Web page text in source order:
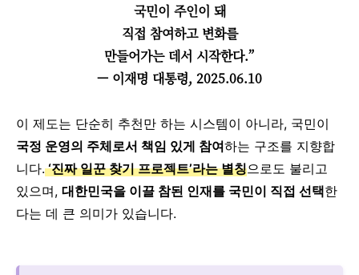
국민이 주인이 돼
직접 참여하고 변화를
만들어가는 데서 시작한다.”
— 이재명 대통령, 2025.06.10
이 제도는 단순히 추천만 하는 시스템이 아니라, 국민이
국정 운영의 주체로서 책임 있게 참여하는 구조를 지향합
니다.‘진짜 일꾼 찾기 프로젝트’라는 별칭으로도 불리고
있으며, 대한민국을 이끌 참된 인재를 국민이 직접 선택한
다는 데 큰 의미가 있습니다.